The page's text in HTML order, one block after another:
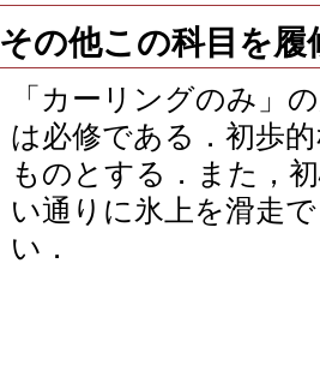
その他この科目を
「カーリングのみ」
は必修である．初歩
ものとする．また，
い通りに氷上を滑走
い．